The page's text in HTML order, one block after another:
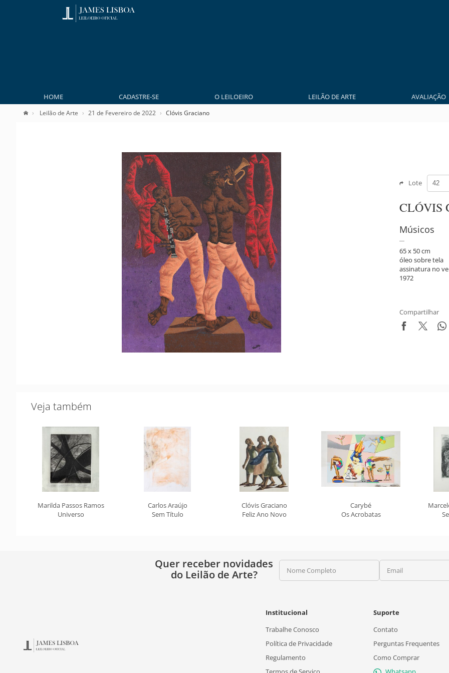
HOME CADASTRE-SE O LEILOEIRO LEILÃO DE ARTE AVALIAÇÃO
Leilão de Arte 21 de Fevereiro de 2022 Clóvis Graciano
Lote
CLÓVIS
Músicos
65 x 50 cm
óleo sobre tela
assinatura no
1972
Compartilhar
Veja também
Marilda Passos Ramos
Universo
Carlos Araújo
Sem Título
Clóvis Graciano
Feliz Ano Novo
Carybé
Os Acrobatas
Quer receber novidades
do Leilão de Arte?
Nome Completo Email
Institucional
Trabalhe Conosco
Política de Privacidade
Regulamento
Suporte
Contato
Perguntas Frequentes
Como Comprar